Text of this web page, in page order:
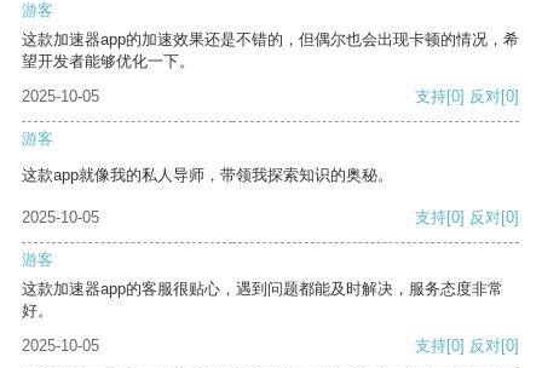
游客
这款加速器app的加速效果还是不错的，但偶尔也会出现卡顿的情况，希
望开发者能够优化一下。
2025-10-05
支持[0] 反对[0]
游客
这款app就像我的私人导师，带领我探索知识的奥秘。
2025-10-05 支持[0] 反对[0]
游客
这款加速器app的客服很贴心，遇到问题都能及时解决，服务态度非常
好。
2025-10-05
支持[0] 反对[0]